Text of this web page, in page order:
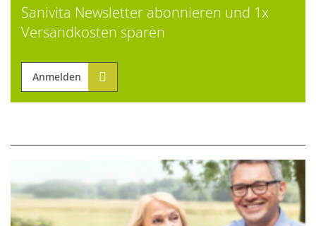
Sanivita Newsletter abonnieren und 1x
Versandkosten sparen
Anmelden